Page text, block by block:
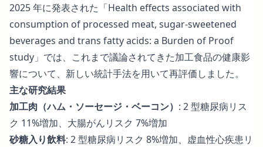
2025 年に発表された「Health effects associated with
consumption of processed meat, sugar-sweetened
beverages and trans fatty acids: a Burden of Proof
study」では、これまで議論されてきた加工食品の健康影
響について、新しい統計手法を用いて再評価しました。
主な研究結果
加工肉（ハム・ソーセージ・ベーコン） : 2 型糖尿病リス
ク 11%増加、大腸がんリスク 7%増加
砂糖入り飲料: 2 型糖尿病リスク 8%増加、虚血性心疾患リ